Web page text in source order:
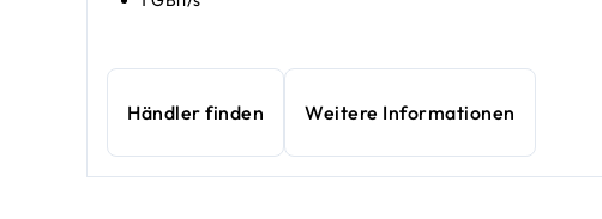
Händler finden Weitere Informationen